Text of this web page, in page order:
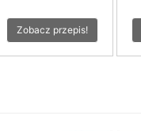
Zobacz przepis!